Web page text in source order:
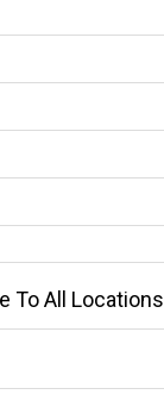
To All Locations